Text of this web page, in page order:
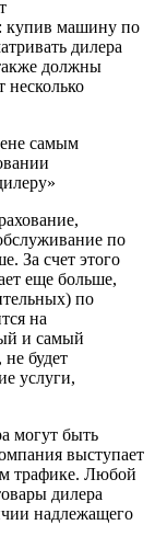
купив машину по
дилера
должны
самым
по
За счет этого
еще больше,
по
на
и самый
будет
услуги,
могут быть
выступает
трафике. Любой
дилера
надлежащего